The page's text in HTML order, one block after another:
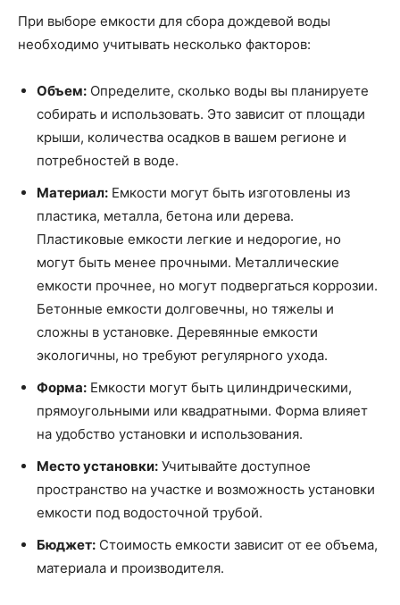
При выборе емкости для сбора дождевой воды
необходимо учитывать несколько факторов:
Объем: Определите, сколько воды вы планируете
собирать и использовать. Это зависит от площади
крыши, количества осадков в вашем регионе и
потребностей в воде.
Материал: Емкости могут быть изготовлены из
пластика, металла, бетона или дерева.
Пластиковые емкости легкие и недорогие, но
могут быть менее прочными. Металлические
емкости прочнее, но могут подвергаться коррозии.
Бетонные емкости долговечны, но тяжелы и
сложны в установке. Деревянные емкости
экологичны, но требуют регулярного ухода.
Форма: Емкости могут быть цилиндрическими,
прямоугольными или квадратными. Форма влияет
на удобство установки и использования.
Место установки: Учитывайте доступное
пространство на участке и возможность установки
емкости под водосточной трубой.
Бюджет: Стоимость емкости зависит от ее объема,
материала и производителя.